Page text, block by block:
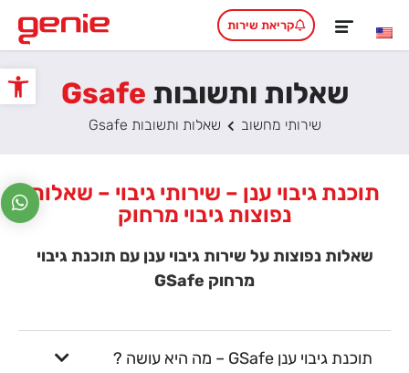
פתח
קריאת שירות
שאלות ותשובות Gsafe
שירותי מחשוב שאלות ותשובות Gsafe
תוכנת גיבוי ענן – שירותי גיבוי – שאלות
נפוצות גיבוי מרחוק
שאלות נפוצות על שירות גיבוי ענן עם תוכנת גיבוי
מרחוק GSafe
תוכנת גיבוי ענן GSafe – מה היא עושה ?